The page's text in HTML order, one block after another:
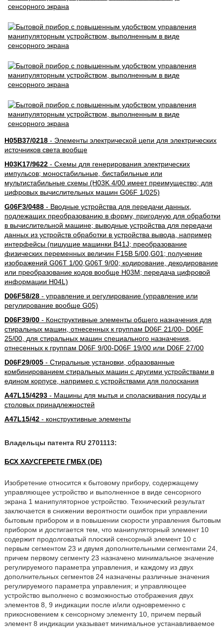
H05B37/0218- Элементы электрической цепи для электрических
источников света вообще
H03K17/9622- Схемы для генерирования электрических
импульсов; моностабильные, бистабильные или
мультистабильные схемы (H03K 4/00 имеет преимущество; для
цифровых вычислительных машин G06F 1/025)
G06F3/0488- Вводные устройства для передачи данных,
подлежащих преобразованию в форму, пригодную для обработки
в вычислительной машине; выводные устройства для передачи
данных из устройств обработки в устройства вывода, например
интерфейсы (пишущие машинки B41J; преобразование
физических переменных величин F15B 5/00,G01; получение
изображений G06T 1/00,G06T 9/00; кодирование, декодирование
или преобразование кодов вообще H03M; передача цифровой
информации H04L)
D06F58/28- управление и регулирование (управление или
регулирование вообще G05)
D06F39/00- Конструктивные элементы общего назначения для
стиральных машин, отнесенных к группам D06F 21/00- D06F
25/00, для стиральных машин специального назначения,
отнесенных к группам D06F 9/00-D06F 19/00 или D06F 27/00
D06F29/005- Стиральные установки, образованные
комбинированием стиральных машин с другими устройствами в
едином корпусе, например с устройствами для полоскания
A47L15/4293- Машины для мытья и споласкивания посуды и
столовых принадлежностей
A47L15/42- конструктивные элементы
Владельцы патента RU 2701113:
БСХ ХАУСГЕРЕТЕ ГМБХ (DE)
Изобретение относится к бытовому прибору, содержащему
управляющее устройство и выполненное в виде сенсорного
экрана 1 манипуляторное устройство. Технический результат
заключается в снижении вероятности ошибок при управлении
бытовым прибором и в повышении скорости управления бытовым
прибором и достигается тем, что манипуляторный элемент 10
содержит продолговатый плоский сенсорный элемент 10 с
первым сегментом 23 и двумя дополнительными сегментами 24,
причем первому сегменту 23 назначено минимальное значение
регулируемого параметра управления, и каждому из двух
дополнительных сегментов 24 назначены различные значения
регулируемого параметра управления; и управляющее
устройство выполнено с возможностью отображения двух
элементов 8, 9 индикации после и/или одновременно с
прикосновением к сенсорному элементу 10, причем первый
элемент 8 индикации указывает минимальное устанавливаемое